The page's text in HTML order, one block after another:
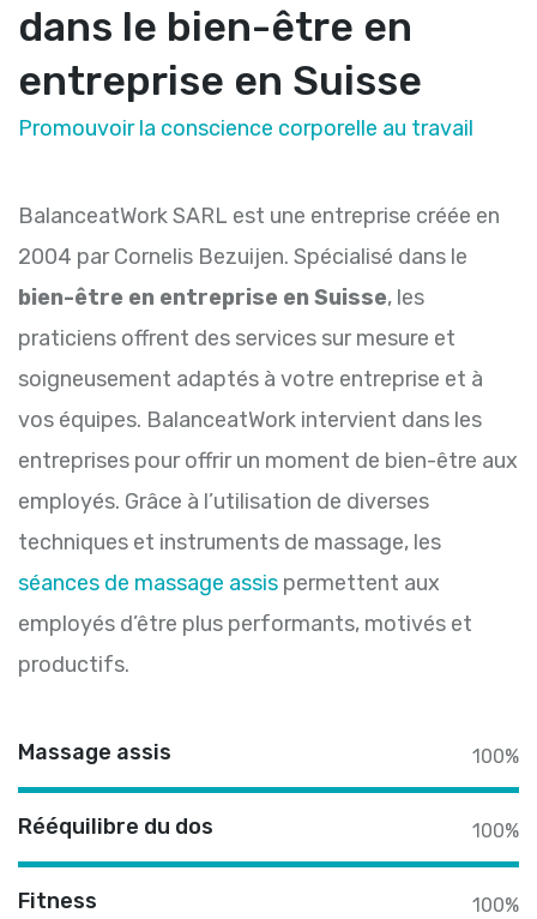
dans le bien-être en
entreprise en Suisse
Promouvoir la conscience corporelle au travail
BalanceatWork SARL est une entreprise créée en
2004 par Cornelis Bezuijen. Spécialisé dans le
bien-être en entreprise en Suisse, les
praticiens offrent des services sur mesure et
soigneusement adaptés à votre entreprise et à
vos équipes. BalanceatWork intervient dans les
entreprises pour offrir un moment de bien-être aux
employés. Grâce à l’utilisation de diverses
techniques et instruments de massage, les
séances de massage assis permettent aux
employés d’être plus performants, motivés et
productifs.
Massage assis 100%
Rééquilibre du dos 100%
Fitness 100%